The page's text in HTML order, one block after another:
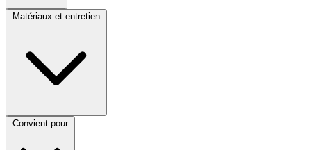
Matériaux et entretien
Convient pour